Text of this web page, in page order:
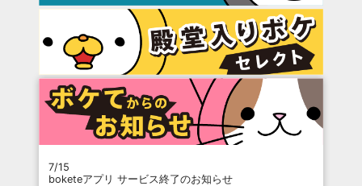
7/15
boketeアプリ サービス終了のお知らせ